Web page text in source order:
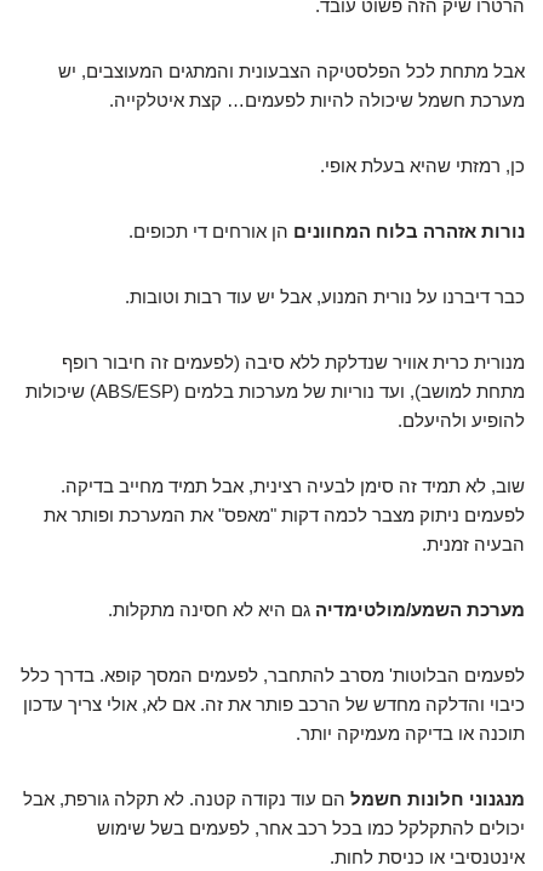
הרטרו שיק הזה פשוט עובד.
אבל מתחת לכל הפלסטיקה הצבעונית והמתגים המעוצבים, יש
מערכת חשמל שיכולה להיות לפעמים… קצת איטלקייה.
כן, רמזתי שהיא בעלת אופי.
נורות אזהרה בלוח המחוונים הן אורחים די תכופים.
כבר דיברנו על נורית המנוע, אבל יש עוד רבות וטובות.
מנורית כרית אוויר שנדלקת ללא סיבה (לפעמים זה חיבור רופף
מתחת למושב), ועד נוריות של מערכות בלמים (ABS/ESP) שיכולות
להופיע ולהיעלם.
שוב, לא תמיד זה סימן לבעיה רצינית, אבל תמיד מחייב בדיקה.
לפעמים ניתוק מצבר לכמה דקות "מאפס" את המערכת ופותר את
הבעיה זמנית.
מערכת השמע/מולטימדיה גם היא לא חסינה מתקלות.
לפעמים הבלוטות' מסרב להתחבר, לפעמים המסך קופא. בדרך כלל
כיבוי והדלקה מחדש של הרכב פותר את זה. אם לא, אולי צריך עדכון
תוכנה או בדיקה מעמיקה יותר.
מנגנוני חלונות חשמל הם עוד נקודה קטנה. לא תקלה גורפת, אבל
יכולים להתקלקל כמו בכל רכב אחר, לפעמים בשל שימוש
אינטנסיבי או כניסת לחות.